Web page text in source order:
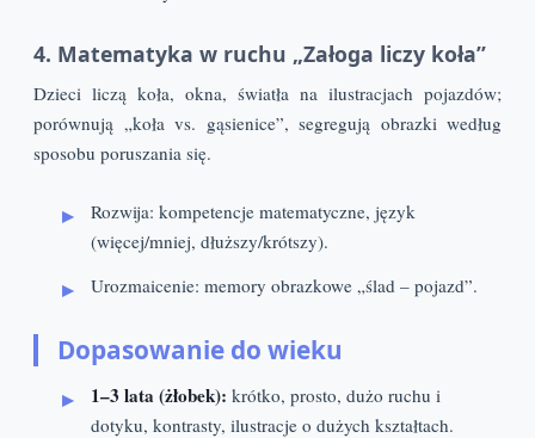
4. Matematyka w ruchu „Załoga liczy koła”
Dzieci liczą koła, okna, światła na ilustracjach pojazdów;
porównują „koła vs. gąsienice”, segregują obrazki według
sposobu poruszania się.
Rozwija: kompetencje matematyczne, język
(więcej/mniej, dłuższy/krótszy).
Urozmaicenie: memory obrazkowe „ślad – pojazd”.
Dopasowanie do wieku
1–3 lata (żłobek): krótko, prosto, dużo ruchu i
dotyku, kontrasty, ilustracje o dużych kształtach.